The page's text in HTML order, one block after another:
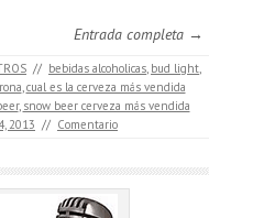
Entrada completa →
// bebidas alcoholicas, bud light,
,cual es la cerveza más vendida
, snow beer cerveza más vendida
2013 // Comentario